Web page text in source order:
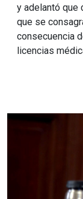
y adelantó que
que se
consecuencia
licencias
Imagen